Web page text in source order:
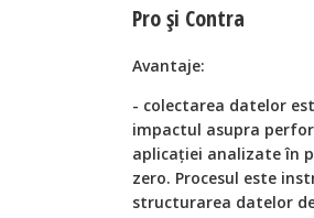
Pro şi Contra
Avantaje:
- colectarea datelor
impactul asupra
aplicaţiei analizate în
zero. Procesul este
structurarea datelor